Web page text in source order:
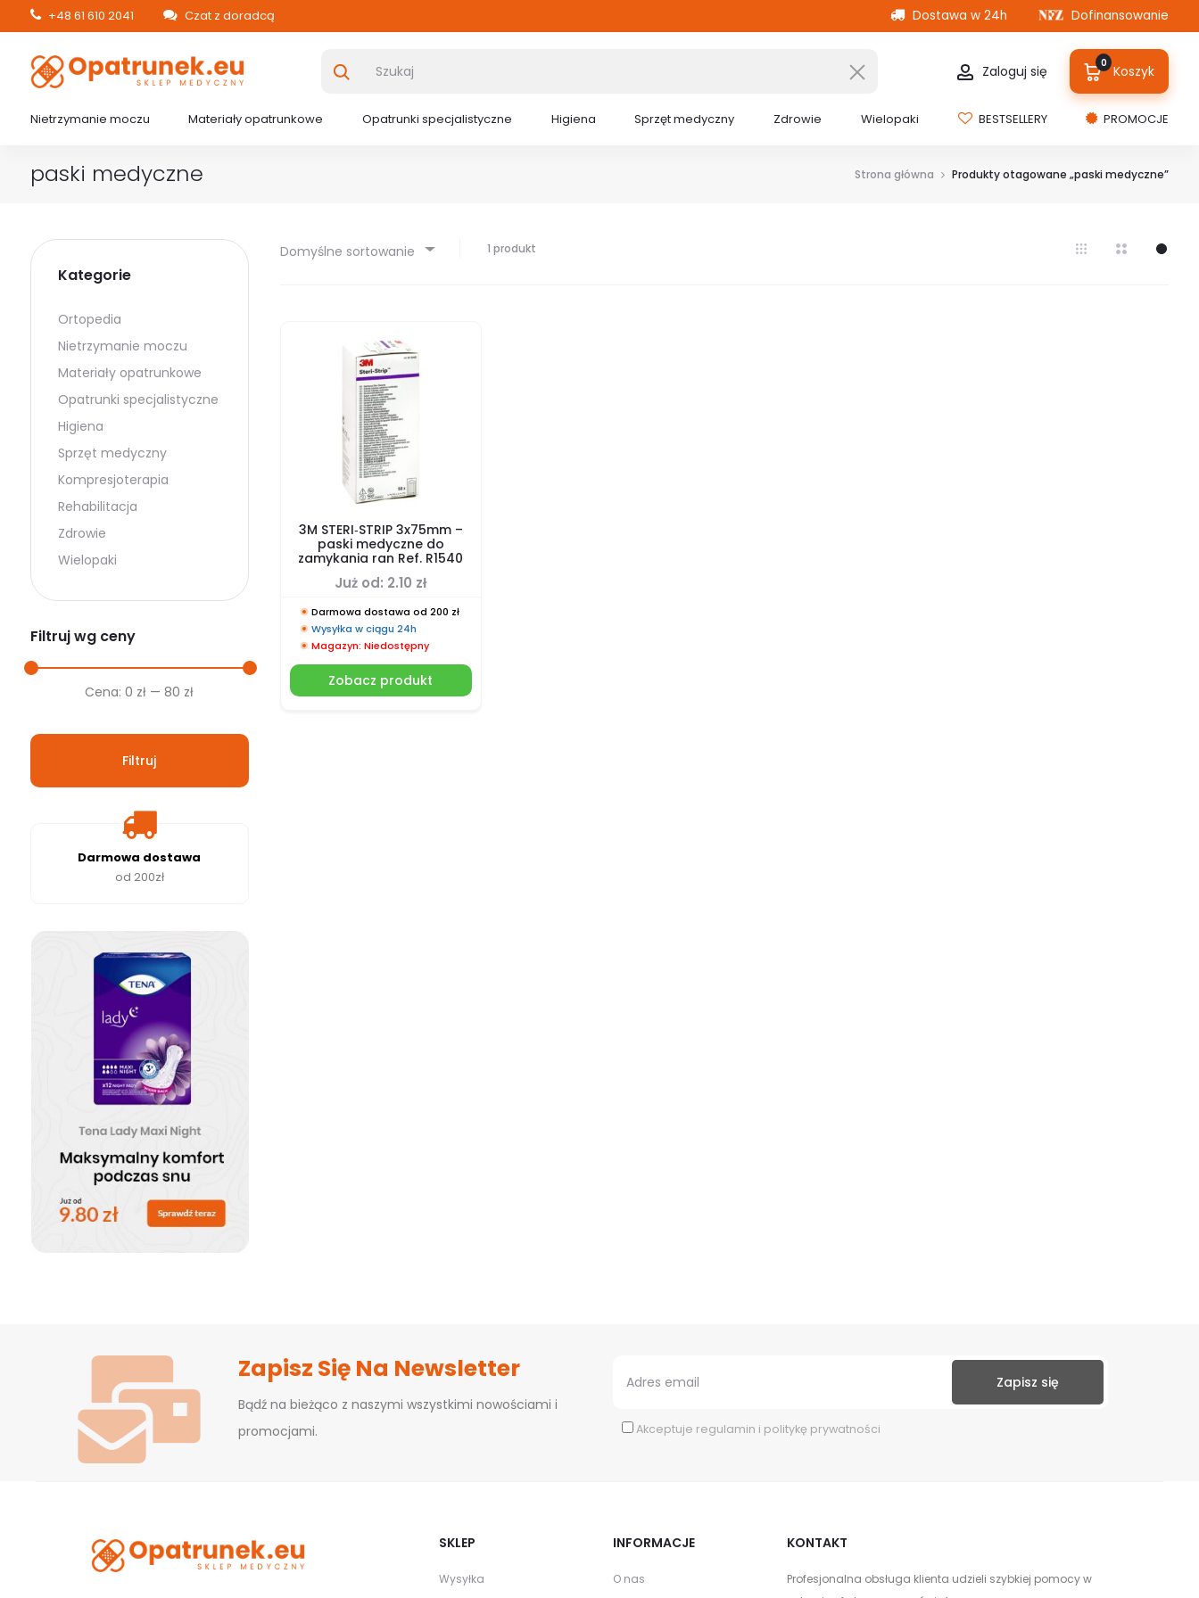
+48 61 610 2041 Czat z doradcą Dostawa w 24h Dofinansowanie
Zaloguj się 0 Koszyk
Nietrzymanie moczu Materiały opatrunkowe Opatrunki specjalistyczne Higiena Sprzęt medyczny Zdrowie Wielopaki BESTSELLERY PROMOCJE
paski medyczne Strona główna Produkty otagowane „paski medyczne”
Domyślne sortowanie 1 produkt
3M STERI‑STRIP 3x75mm –
paski medyczne do
zamykania ran Ref. R1540
Już od: 2.10 zł
Darmowa dostawa od 200 zł
Wysyłka w ciągu 24h
Magazyn: Niedostępny
Zobacz produkt
Kategorie
Ortopedia
Nietrzymanie moczu
Materiały opatrunkowe
Opatrunki specjalistyczne
Higiena
Sprzęt medyczny
Kompresjoterapia
Rehabilitacja
Zdrowie
Wielopaki
Filtruj wg ceny
Cena
Cena
Filtruj
Cena:0 zł — 80 zł
Darmowa dostawa
od 200zł
Zapisz Się Na Newsletter
Bądź na bieżąco z naszymi wszystkimi nowościami i
promocjami.
Akceptuje regulamin i politykę prywatności
SKLEP
Wysyłka
INFORMACJE
O nas
KONTAKT
Profesjonalna obsługa klienta udzieli szybkiej pomocy w